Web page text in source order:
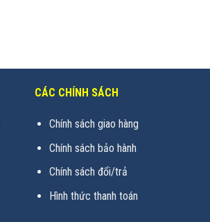
CÁC CHÍNH SÁCH
Chính sách giao hàng
Chính sách bảo hành
Chính sách đổi/trả
Hình thức thanh toán